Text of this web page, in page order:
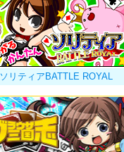
ソリティアBATTLE ROYAL